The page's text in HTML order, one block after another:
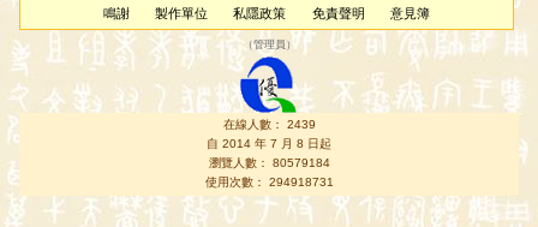
鳴謝
製作單位 私隱政策 免責聲明 意見簿
（管理員 ）
在線人數： 2439
自 2014 年 7 月 8 日起
瀏覽人數： 80579184
使用次數： 294918731